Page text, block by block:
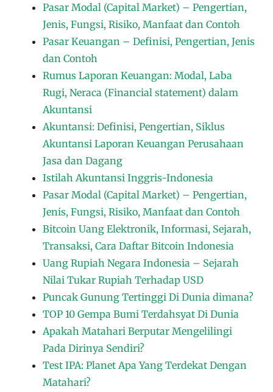
Pasar Modal (Capital Market) – Pengertian,
Jenis, Fungsi, Risiko, Manfaat dan Contoh
Pasar Keuangan – Definisi, Pengertian, Jenis
dan Contoh
Rumus Laporan Keuangan: Modal, Laba
Rugi, Neraca (Financial statement) dalam
Akuntansi
Akuntansi: Definisi, Pengertian, Siklus
Akuntansi Laporan Keuangan Perusahaan
Jasa dan Dagang
Istilah Akuntansi Inggris-Indonesia
Pasar Modal (Capital Market) – Pengertian,
Jenis, Fungsi, Risiko, Manfaat dan Contoh
Bitcoin Uang Elektronik, Informasi, Sejarah,
Transaksi, Cara Daftar Bitcoin Indonesia‎
Uang Rupiah Negara Indonesia – Sejarah
Nilai Tukar Rupiah Terhadap USD
Puncak Gunung Tertinggi Di Dunia dimana?
TOP 10 Gempa Bumi Terdahsyat Di Dunia
Apakah Matahari Berputar Mengelilingi
Pada Dirinya Sendiri?
Test IPA: Planet Apa Yang Terdekat Dengan
Matahari?